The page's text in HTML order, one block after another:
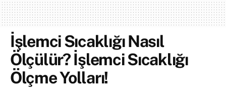
İşlemci Sıcaklığı Nasıl
Ölçülür? İşlemci Sıcaklığı
Ölçme Yolları!